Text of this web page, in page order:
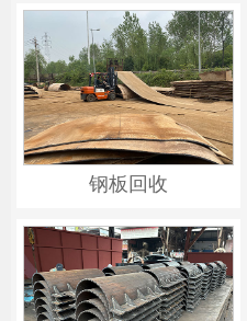
钢板回收